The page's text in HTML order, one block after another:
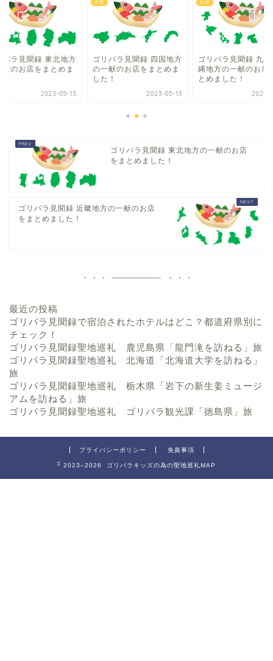
パラ見聞録 東北地方
献のお店をまとめま
2023-05-13
お店
ゴリパラ見聞録 四国地方
の一献のお店をまとめま
した！
2023-05-13
お店
ゴリパラ見聞録 九
縄地方の一献のお店
とめました！
2023-
ゴリパラ見聞録 東北地方の一献のお店
をまとめました！
ゴリパラ見聞録 近畿地方の一献のお店
をまとめました！
最近の投稿
ゴリパラ見聞録で宿泊されたホテルはどこ？都道府県別に
チェック！
ゴリパラ見聞録聖地巡礼 鹿児島県「龍門滝を訪ねる」旅
ゴリパラ見聞録聖地巡礼 北海道「北海道大学を訪ねる」
旅
ゴリパラ見聞録聖地巡礼 栃木県「岩下の新生姜ミュージ
アムを訪ねる」旅
ゴリパラ見聞録聖地巡礼 ゴリパラ観光課「徳島県」旅
プライバシーポリシー 免責事項
2023–2026 ゴリパラキッズの為の聖地巡礼MAP